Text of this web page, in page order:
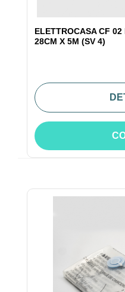
ELETTROCASA CF
28CM X 5M (SV 4)